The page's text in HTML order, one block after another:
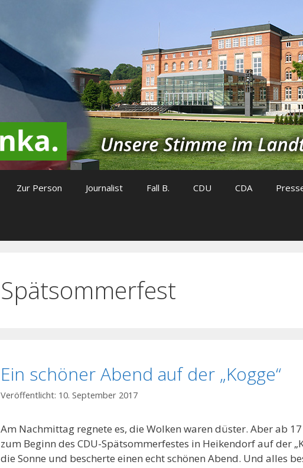
Zur Person Journalist Fall B. CDU CDA
Spätsommerfest
Ein schöner Abend auf der „Kogge“
10. September 2017
Am Nachmittag regnete es, die Wolken waren düster. Aber ab
zum Beginn des CDU-Spätsommerfestes in Heikendorf auf der
die Sonne und bescherte einen echt schönen Abend. Und alles